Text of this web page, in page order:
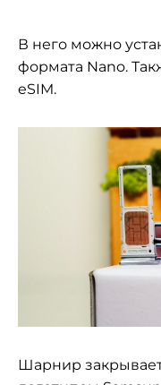
В него можно
формата Nano.
eSIM.
Шарнир